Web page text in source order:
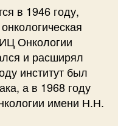
в 1946 году,
Онкологии
и расширял
институт был
а в 1968 году
имени Н.Н.